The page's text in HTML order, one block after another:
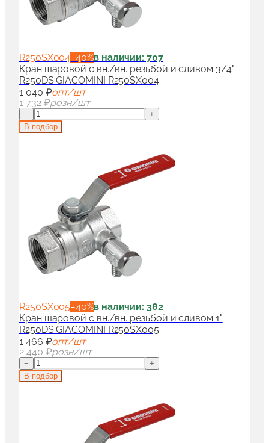
R250SX004−40%в наличии: 707
Кран шаровой с вн./вн. резьбой и сливом 3/4"
R250DS GIACOMINI R250SX004
1 040 ₽опт/шт
1 732 ₽розн/шт
−
+
В подбор
R250SX005−40%в наличии: 382
Кран шаровой с вн./вн. резьбой и сливом 1"
R250DS GIACOMINI R250SX005
1 466 ₽опт/шт
2 440 ₽розн/шт
−
+
В подбор